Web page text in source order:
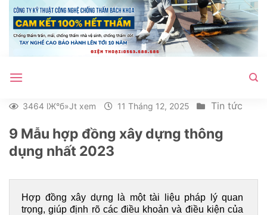
qua
nội
3464 lЖ°б»Јt xem 11 Tháng 12, 2025 Tin tức
9 Mẫu hợp đồng xây dựng thông
dụng nhất 2023
Hợp đồng xây dựng là một tài liệu pháp lý quan
trọng, giúp định rõ các điều khoản và điều kiện của